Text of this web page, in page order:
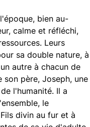
bien au-
calme et réfléchi,
Leurs
sa double nature, à
autre à chacun de
son père, Joseph, une
l'humanité. Il a
le
divin au fur et à